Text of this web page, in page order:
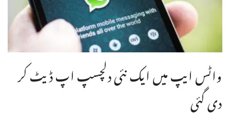
واٹس ایپ میں ایک نئی دلچسپ اپ ڈیٹ کر
دی گئی